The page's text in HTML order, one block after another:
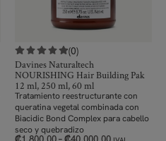
(0)
Davines Naturaltech
NOURISHING Hair Building Pak
12 ml, 250 ml, 60 ml
Tratamiento reestructurante con
queratina vegetal combinada con
Biacidic Bond Complex para cabello
seco y quebradizo